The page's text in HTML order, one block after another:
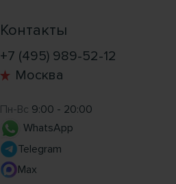
Контакты
+7 (495) 989-52-12
Москва
Пн-Вс 9:00 - 20:00
WhatsApp
Telegram
Max